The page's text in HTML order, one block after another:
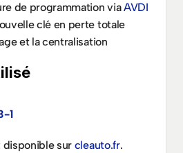
de programmation via AVDI
clé en perte totale
et la centralisation
1
disponible sur cleauto.fr.